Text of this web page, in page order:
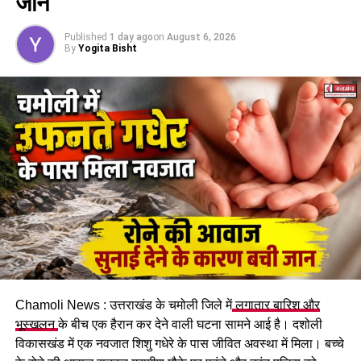
UP NEXT
सीएम धामी ने पीएम मोदी से की मुलाकात, राज्य के विभिन्न विषयों पर
की चर्चा, प्रधानमंत्री ने योजनाओं का लिया फीडबैक।
उत्तराखंड के 6422 गांवों का जल्द होगा डिजिटलाइजेशन, भारत नेट
परियोजना के तहत ऑप्टिकल फाइबर आधारित कनेक्टिविटी से जुड़ेंगे
गाँव।
Published 1 day agoon August 6, 2026
By Yogita Bisht
Chamoli News : उत्तराखंड के चमोली जिले मेंलगातार बारिश और
भूस्खलनके बीच एक हैरान कर देने वाली घटना सामने आई है। दशोली
विकासखंड में एक नवजात शिशु गधेरे के पास जीवित अवस्था में मिला। बच्चे